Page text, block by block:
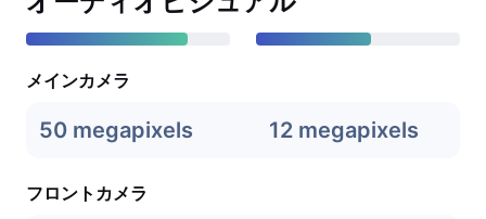
メインカメラ
50 megapixels 12 megapixels
フロントカメラ